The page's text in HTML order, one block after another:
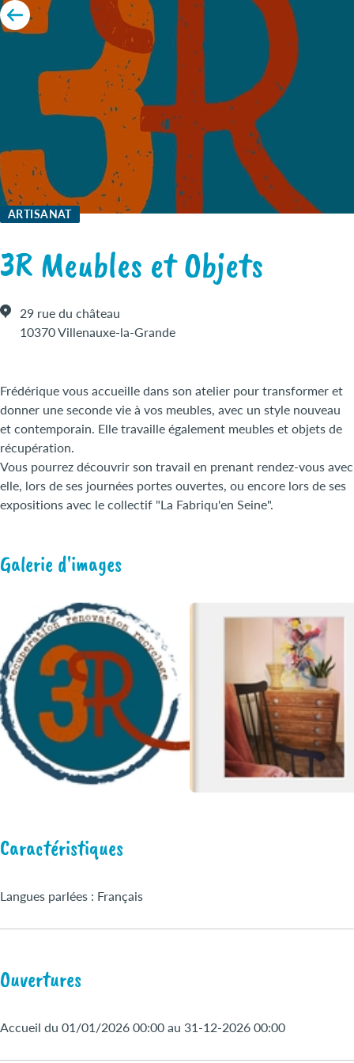
ARTISANAT
3R Meubles et Objets
29 rue du château
10370 Villenauxe-la-Grande
Frédérique vous accueille dans son atelier pour transformer et
donner une seconde vie à vos meubles, avec un style nouveau
et contemporain. Elle travaille également meubles et objets de
récupération.
Vous pourrez découvrir son travail en prenant rendez-vous avec
elle, lors de ses journées portes ouvertes, ou encore lors de ses
expositions avec le collectif "La Fabriqu'en Seine".
Galerie d'images
Caractéristiques
Langues parlées : Français
Ouvertures
Accueil du 01/01/2026 00:00 au 31-12-2026 00:00